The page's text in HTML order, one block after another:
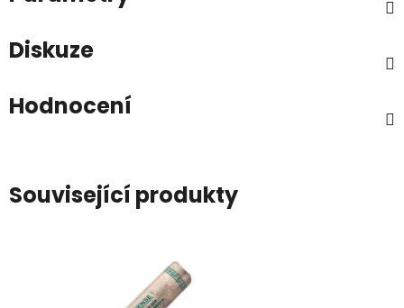
Diskuze
Hodnocení
Související produkty